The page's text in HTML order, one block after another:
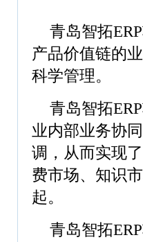
青岛智拓
产品价值链的
科学管理。
青岛智拓
业内部业务协
调，从而实现
费市场、知识
起。
青岛智拓